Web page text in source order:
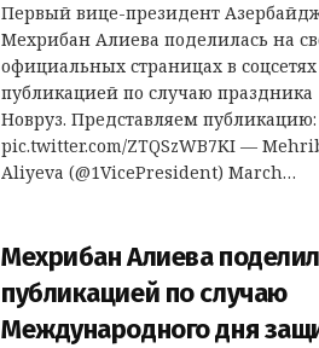
Первый вице-президент
Мехрибан Алиева поделилась на
официальных страницах в соцсетях
публикацией по случаю праздника
Новруз. Представляем публикацию:
pic.twitter.com/ZTQSzWB7KI —
Aliyeva (@1VicePresident) March…
Мехрибан Алиева
публикацией по случаю
Международного дня